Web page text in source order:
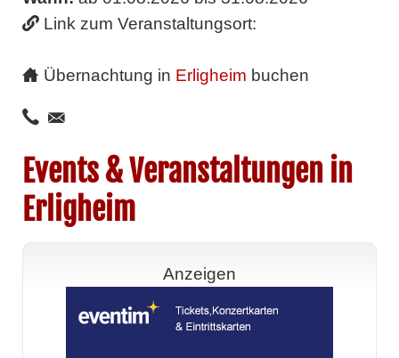
Link zum Veranstaltungsort:
Übernachtung in Erligheim buchen
Events & Veranstaltungen in
Erligheim
Anzeigen